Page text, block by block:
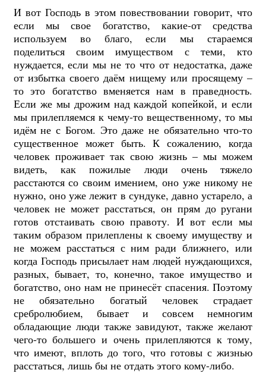
И вот Господь в этом повествовании говорит, что
если мы свое богатство, какие-от средства
используем во благо, если мы стараемся
поделиться своим имуществом с теми, кто
нуждается, если мы не то что от недостатка, даже
от избытка своего даём нищему или просящему –
то это богатство вменяется нам в праведность.
Если же мы дрожим над каждой копейкой, и если
мы прилепляемся к чему-то вещественному, то мы
идём не с Богом. Это даже не обязательно что-то
существенное может быть. К сожалению, когда
человек проживает так свою жизнь – мы можем
видеть, как пожилые люди очень тяжело
расстаются со своим имением, оно уже никому не
нужно, оно уже лежит в сундуке, давно устарело, а
человек не может расстаться, он прям до ругани
готов отстаивать свою правоту. И вот если мы
таким образом прилеплены к своему имуществу и
не можем расстаться с ним ради ближнего, или
когда Господь присылает нам людей нуждающихся,
разных, бывает, то, конечно, такое имущество и
богатство, оно нам не принесёт спасения. Поэтому
не обязательно богатый человек страдает
сребролюбием, бывает и совсем немногим
обладающие люди также завидуют, также желают
чего-то большего и очень прилепляются к тому,
что имеют, вплоть до того, что готовы с жизнью
расстаться, лишь бы не отдать этого кому-либо.